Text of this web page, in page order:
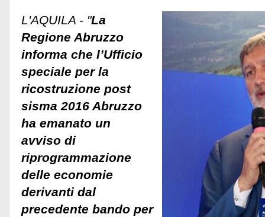
L'AQUILA - "La
Regione Abruzzo
informa che l’Ufficio
speciale per la
ricostruzione post
sisma 2016 Abruzzo
ha emanato un
avviso di
riprogrammazione
delle economie
derivanti dal
precedente bando per